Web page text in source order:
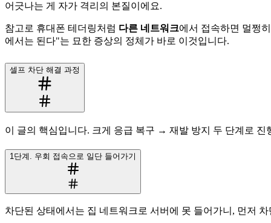
어긋나는 게 자가 격리의 본질이에요.
참고로 휴대폰 테더링처럼 다른 네트워크에서 접속하면 멀쩡
에서는 된다"는 묘한 증상의 정체가 바로 이것입니다.
셀프 차단 해결 과정
이 글의 핵심입니다. 크게 응급 복구 → 재발 방지 두 단계로 진
1단계. 우회 접속으로 일단 들어가기
차단된 상태에서는 집 네트워크로 서버에 못 들어가니, 먼저